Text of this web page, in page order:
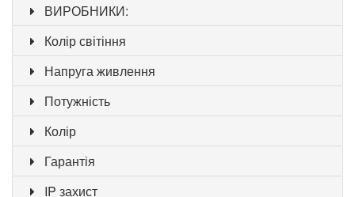
ВИРОБНИКИ:
Колір світіння
Напруга живлення
Потужність
Колір
Гарантія
IP захист